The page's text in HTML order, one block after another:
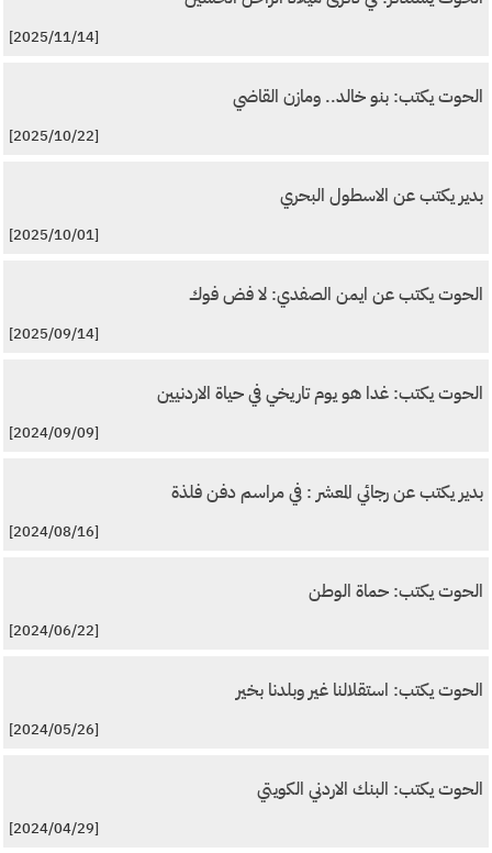
[2025/11/14]
الحوت يكتب: بنو خالد.. ومازن القاضي
[2025/10/22]
بدير يكتب عن الاسطول البحري
[2025/10/01]
الحوت يكتب عن ايمن الصفدي: لا فض فوك
[2025/09/14]
الحوت يكتب: غدا هو يوم تاريخي في حياة الاردنيين
[2024/09/09]
بدير يكتب عن رجائي المعشر : في مراسم دفن فلذة
[2024/08/16]
الحوت يكتب: حماة الوطن
[2024/06/22]
الحوت يكتب: استقلالنا غير وبلدنا بخير
[2024/05/26]
الحوت يكتب: البنك الاردني الكويتي
[2024/04/29]